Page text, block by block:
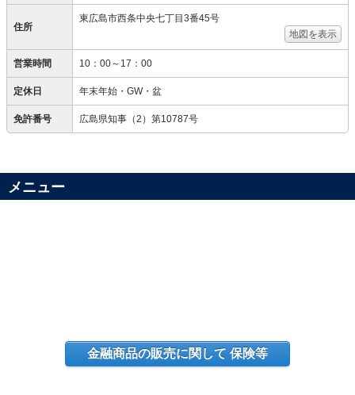
住所
東広島市西条中央七丁目3番45号
地図を表示
営業時間 10：00～17：00
定休日 年末年始・GW・盆
免許番号 広島県知事（2）第10787号
メニュー
金融商品の販売に関して 保険等